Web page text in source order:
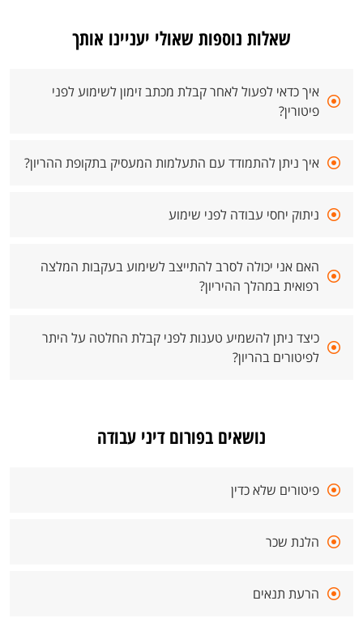
שאלות נוספות שאולי יעניינו אותך
איך כדאי לפעול לאחר קבלת מכתב זימון לשימוע לפני
פיטורין?
איך ניתן להתמודד עם התעלמות המעסיק בתקופת ההריון?
ניתוק יחסי עבודה לפני שימוע
האם אני יכולה לסרב להתייצב לשימוע בעקבות המלצה
רפואית במהלך ההיריון?
כיצד ניתן להשמיע טענות לפני קבלת החלטה על היתר
לפיטורים בהריון?
נושאים בפורום דיני עבודה
פיטורים שלא כדין
הלנת שכר
הרעת תנאים